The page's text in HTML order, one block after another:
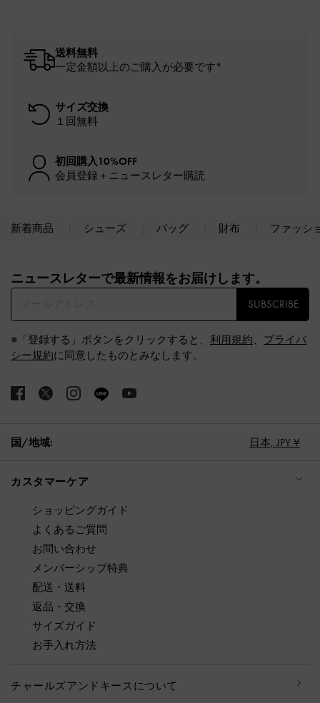
送料無料
一定金額以上のご購入が必要です*
サイズ交換
１回無料
初回購入10%OFF
会員登録＋ニュースレター購読
新着商品 シューズ バッグ 財布 ファッシ
ニュースレターで最新情報をお届けします。​
SUBSCRIBE
※「登録する」ボタンをクリックすると、 利用規約、 プライバ
シー規約に同意したものとみなします。
国/地域: 日本, JPY ¥
カスタマーケア
ショッピングガイド
よくあるご質問
お問い合わせ
メンバーシップ特典
配送・送料
返品・交換
サイズガイド
お手入れ方法
チャールズアンドキースについて